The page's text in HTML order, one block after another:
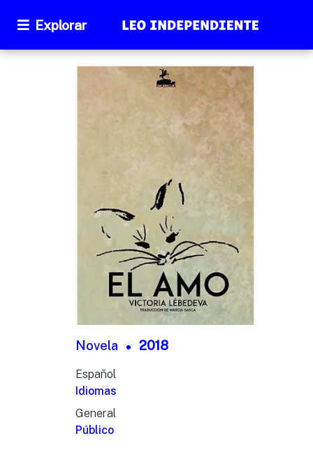
Explorar
Novela 2018
Español
Idiomas
General
Público